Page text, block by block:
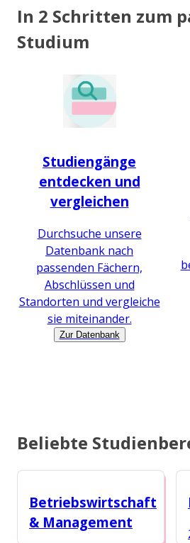
In 2 Schritten zum
Studium
Studiengänge
entdecken und
vergleichen
Durchsuche unsere
Datenbank nach
passenden Fächern,
Abschlüssen und
Standorten und vergleiche
sie miteinander.
Zur Datenbank
Beliebte
Betriebswirtschaft
& Management